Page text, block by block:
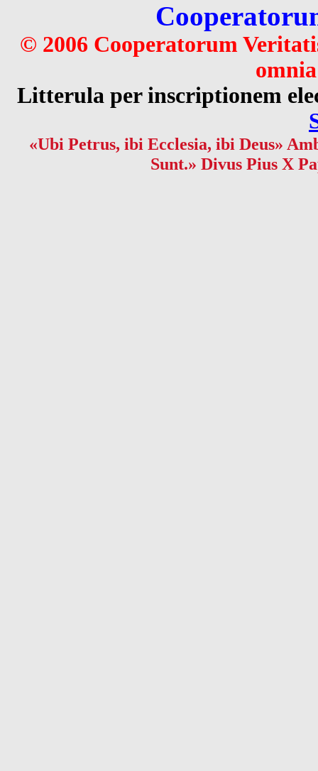
© 2006 Cooperatorum
Litterula per inscriptionem
«Ubi Petrus, ibi Ecclesia, ibi Deus»
Sunt.» Divus Pius X